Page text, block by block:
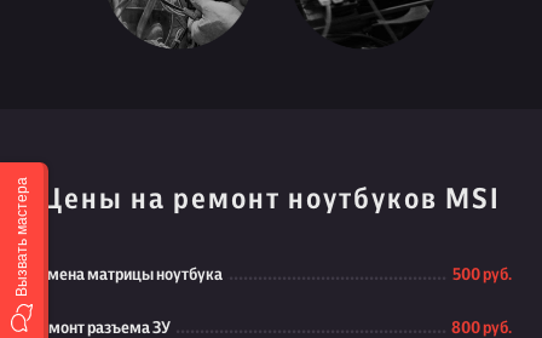
Цены на ремонт ноутбуков MSI
Замена матрицы ноутбука 500 руб.
Ремонт разъема ЗУ 800 руб.
Вызвать мастера